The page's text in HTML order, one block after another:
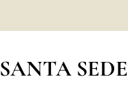
SANTA SEDE